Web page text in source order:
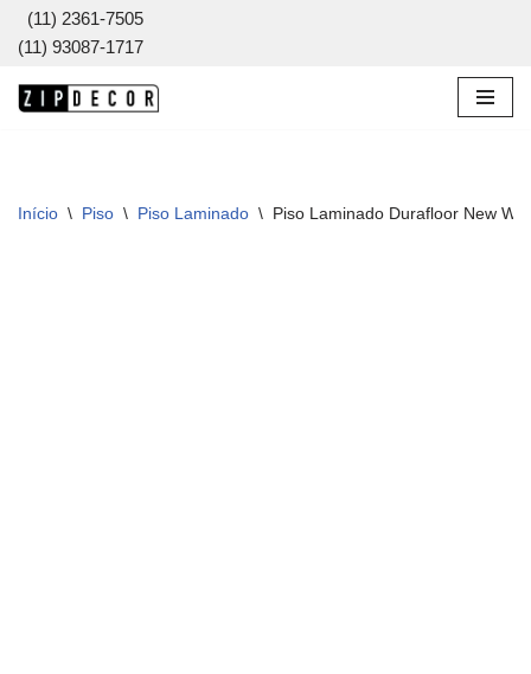
Pular
para
(11) 2361-7505
(11) 93087-1717
Início \ Piso \ Piso Laminado \ Piso Laminado Durafloor New